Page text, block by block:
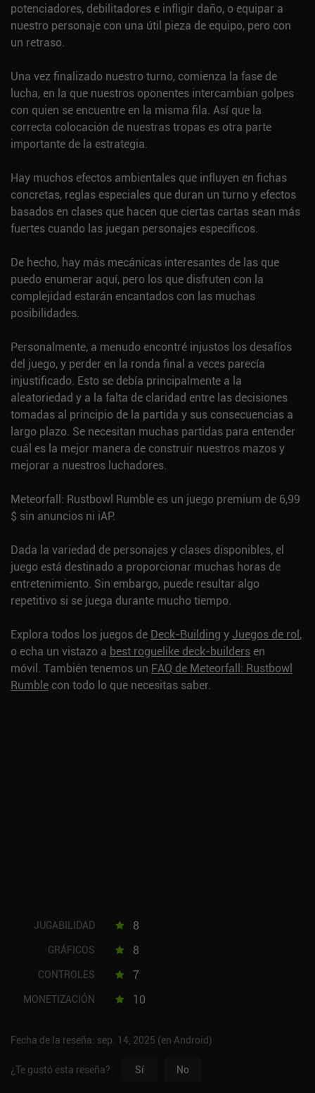
potenciadores, debilitadores e infligir daño, o equipar a
nuestro personaje con una útil pieza de equipo, pero con
un retraso.
Una vez finalizado nuestro turno, comienza la fase de
lucha, en la que nuestros oponentes intercambian golpes
con quien se encuentre en la misma fila. Así que la
correcta colocación de nuestras tropas es otra parte
importante de la estrategia.
Hay muchos efectos ambientales que influyen en fichas
concretas, reglas especiales que duran un turno y efectos
basados en clases que hacen que ciertas cartas sean más
fuertes cuando las juegan personajes específicos.
De hecho, hay más mecánicas interesantes de las que
puedo enumerar aquí, pero los que disfruten con la
complejidad estarán encantados con las muchas
posibilidades.
Personalmente, a menudo encontré injustos los desafíos
del juego, y perder en la ronda final a veces parecía
injustificado. Esto se debía principalmente a la
aleatoriedad y a la falta de claridad entre las decisiones
tomadas al principio de la partida y sus consecuencias a
largo plazo. Se necesitan muchas partidas para entender
cuál es la mejor manera de construir nuestros mazos y
mejorar a nuestros luchadores.
Meteorfall: Rustbowl Rumble es un juego premium de 6,99
$ sin anuncios ni iAP.
Dada la variedad de personajes y clases disponibles, el
juego está destinado a proporcionar muchas horas de
entretenimiento. Sin embargo, puede resultar algo
repetitivo si se juega durante mucho tiempo.
Explora todos los juegos de Deck-Building y Juegos de rol,
o echa un vistazo a best roguelike deck-builders en
móvil. También tenemos un FAQ de Meteorfall: Rustbowl
Rumble con todo lo que necesitas saber.
JUGABILIDAD 8
GRÁFICOS 8
CONTROLES 7
MONETIZACIÓN 10
Fecha de la reseña: sep. 14, 2025 (en Android)
¿Te gustó esta reseña? Sí No